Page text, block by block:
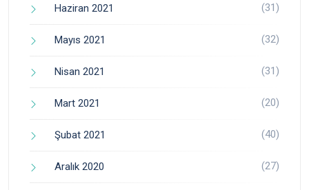
Haziran 2021 (31)
Mayıs 2021 (32)
Nisan 2021 (31)
Mart 2021 (20)
Şubat 2021 (40)
Aralık 2020 (27)